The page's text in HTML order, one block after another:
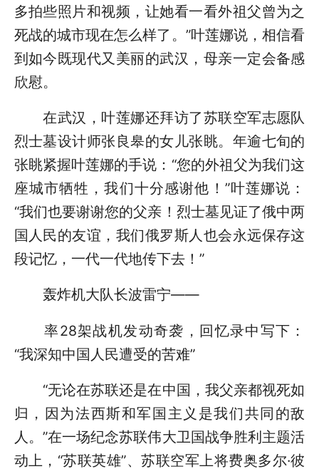
多拍些照片和视频，让她看一看外祖父曾为之
死战的城市现在怎么样了。”叶莲娜说，相信看
到如今既现代又美丽的武汉，母亲一定会备感
欣慰。
在武汉，叶莲娜还拜访了苏联空军志愿队
烈士墓设计师张良皋的女儿张眺。年逾七旬的
张眺紧握叶莲娜的手说：“您的外祖父为我们这
座城市牺牲，我们十分感谢他！”叶莲娜说：
“我们也要谢谢您的父亲！烈士墓见证了俄中两
国人民的友谊，我们俄罗斯人也会永远保存这
段记忆，一代一代地传下去！”
轰炸机大队长波雷宁——
率28架战机发动奇袭，回忆录中写下：
“我深知中国人民遭受的苦难”
“无论在苏联还是在中国，我父亲都视死如
归，因为法西斯和军国主义是我们共同的敌
人。”在一场纪念苏联伟大卫国战争胜利主题活
动上，“苏联英雄”、苏联空军上将费奥多尔·彼